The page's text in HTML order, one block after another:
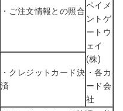
・ご注文情報との照合
ペイメ
ントゲ
ートウ
ェイ
(株)
・各カ
ード会
社
・クレジットカード決
済